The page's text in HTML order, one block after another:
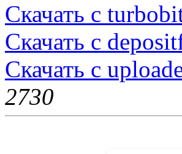
Скачать с
Скачать с
Скачать с
2730